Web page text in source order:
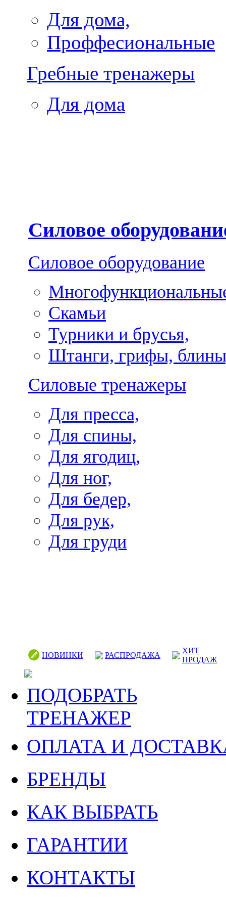
Для дома,
Проффесиональные
Гребные тренажеры
Для дома
Силовое
Силовое оборудование
Скамьи
Турники и брусья,
Штанги, грифы,
Силовые тренажеры
Для пресса,
Для спины,
Для ягодиц,
Для ног,
Для бедер,
Для рук,
Для груди
НОВИНКИ РАСПРОДАЖА
ХИТ
ПРОДАЖ
ПОДОБРАТЬ
ТРЕНАЖЕР
ОПЛАТА И
БРЕНДЫ
КАК ВЫБРАТЬ
ГАРАНТИИ
КОНТАКТЫ